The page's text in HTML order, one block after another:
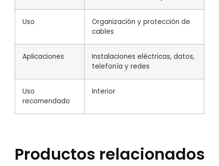
Uso
Organización y protección de
cables
Aplicaciones
Instalaciones eléctricas, datos,
telefonía y redes
Uso
recomendado
Interior
Productos relacionados